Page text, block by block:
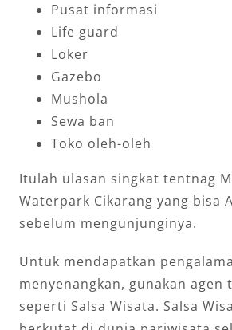
Pusat informasi
Life guard
Loker
Gazebo
Mushola
Sewa ban
Toko oleh-oleh
Itulah ulasan singkat tentnag
Waterpark Cikarang yang bisa
sebelum mengunjunginya.
Untuk mendapatkan
menyenangkan, gunakan agen
seperti Salsa Wisata. Salsa